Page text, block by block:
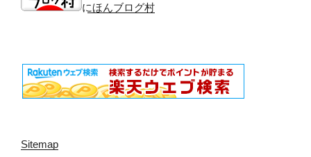
にほんブログ村
Sitemap